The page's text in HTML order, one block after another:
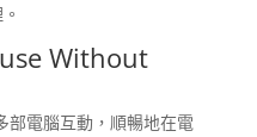
Without
部電腦互動，順暢地在電